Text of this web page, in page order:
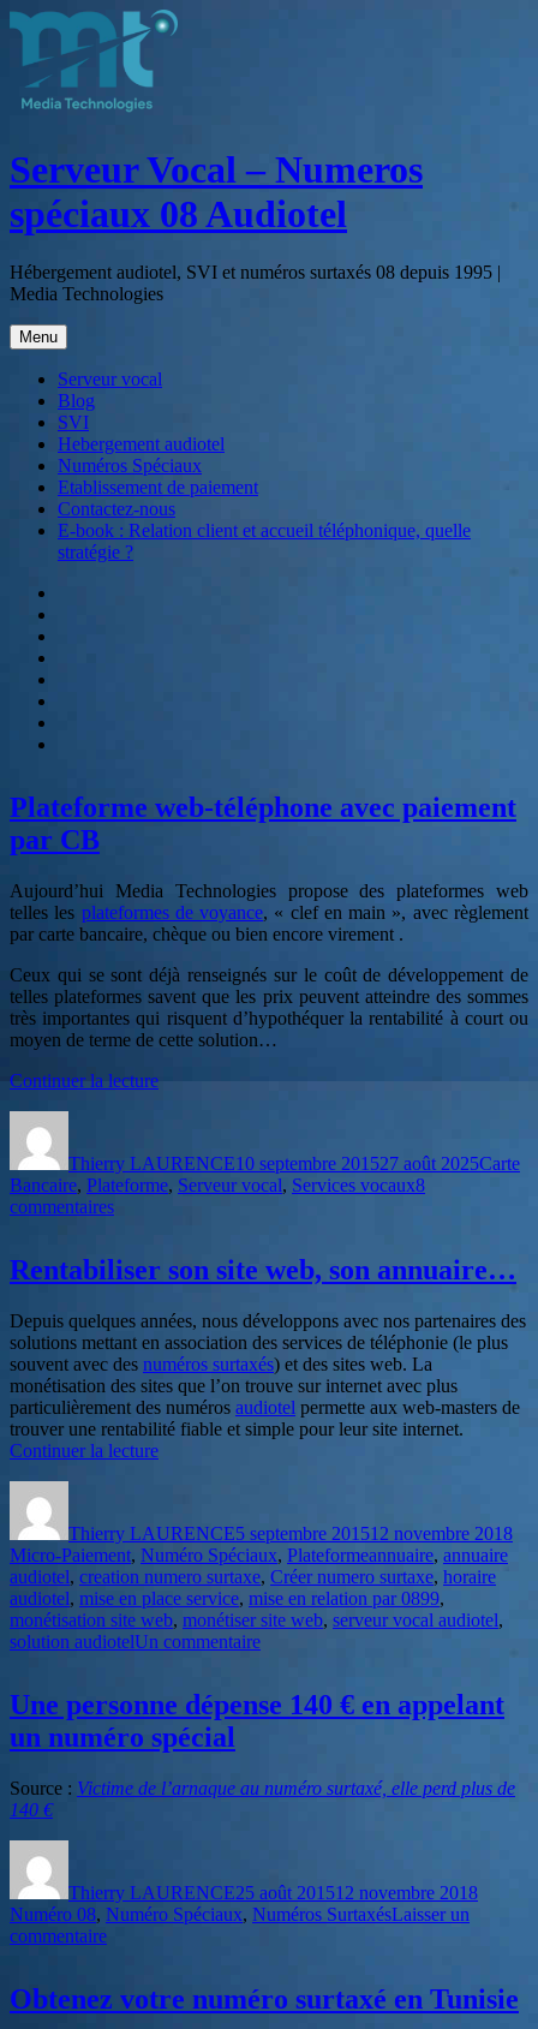
Aller
au
contenu
Serveur Vocal – Numeros
spéciaux 08 Audiotel
Hébergement audiotel, SVI et numéros surtaxés 08 depuis 1995 |
Media Technologies
Menu
Serveur vocal
Blog
SVI
Hebergement audiotel
Numéros Spéciaux
Etablissement de paiement
Contactez-nous
E-book : Relation client et accueil téléphonique, quelle
stratégie ?
Relation
client
et
téléphonique,
quelle
stratégie
Plateforme web-téléphone avec paiement
par CB
Aujourd’hui Media Technologies propose des plateformes web
telles les plateformes de voyance, « clef en main », avec règlement
par carte bancaire, chèque ou bien encore virement .
Ceux qui se sont déjà renseignés sur le coût de développement de
telles plateformes savent que les prix peuvent atteindre des sommes
très importantes qui risquent d’hypothéquer la rentabilité à court ou
moyen de terme de cette solution…
Continuer la lecturede
avec
paiement
Thierry LAURENCE10 septembre 201527 août 2025Carte
Bancaire, Plateforme, Serveur vocal, Services vocaux8
commentairessur
téléphone
paiement
par
CB
Rentabiliser son site web, son annuaire…
Depuis quelques années, nous développons avec nos partenaires des
solutions mettant en association des services de téléphonie (le plus
souvent avec des numéros surtaxés) et des sites web. La
monétisation des sites que l’on trouve sur internet avec plus
particulièrement des numéros audiotel permette aux web-masters de
trouver une rentabilité fiable et simple pour leur site internet.
Continuer la lecturede
web,
son
annuaire… »
Thierry LAURENCE5 septembre 201512 novembre 2018
Micro-Paiement, Numéro Spéciaux, PlateformeÉtiquettes
annuaire, annuaire
audiotel, creation numero surtaxe, Créer numero surtaxe, horaire
audiotel, mise en place service, mise en relation par 0899,
monétisation site web, monétiser site web, serveur vocal audiotel,
solution audiotelUn commentairesur
site
Une personne dépense 140 € en appelant
un numéro spécial
Source : Victime de l’arnaque au numéro surtaxé, elle perd plus de
140 €
Thierry LAURENCE25 août 201512 novembre 2018
Numéro 08, Numéro Spéciaux, Numéros SurtaxésLaisser un
commentairesur
dépense
Obtenez votre numéro surtaxé en Tunisie